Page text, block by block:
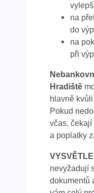
na
do
na
při
Hradiště
hlavně
Pokud
včas, čekají
a poplatky
nevyžadují
dokumentů